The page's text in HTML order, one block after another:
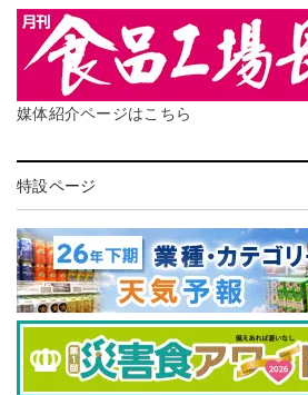
媒体紹介ページはこちら
特設ページ